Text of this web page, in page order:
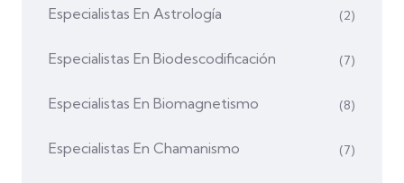
Especialistas En Astrología (2)
Especialistas En Biodescodificación (7)
Especialistas En Biomagnetismo (8)
Especialistas En Chamanismo (7)